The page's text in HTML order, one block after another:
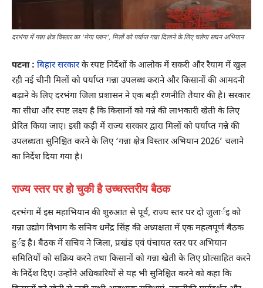
दरभंगा में गन्ना क्षेत्र विस्तार का 'मेगा प्लान', मिलों को पर्याप्त गन्ना दिलाने के लिए चलेगा सघन अभियान
पटना : बिहार सरकारके स्पष्ट निर्देशों के आलोक में सकरी और रैयाम में खुल
रही नई चीनी मिलों को पर्याप्त गन्ना उपलब्ध कराने और किसानों की आमदनी
बढ़ाने के लिए दरभंगा जिला प्रशासन ने एक बड़ी रणनीति तैयार की है। सरकार
का सीधा और स्पष्ट लक्ष्य है कि किसानों को गन्ने की लाभकारी खेती के लिए
प्रेरित किया जाए। इसी कड़ी में राज्य सरकार द्वारा मिलों को पर्याप्त गन्ने की
उपलब्धता सुनिश्चित करने के लिए ‘गन्ना क्षेत्र विस्तार अभियान 2026’ चलाने
का निर्देश दिया गया है।
राज्य स्तर पर हो चुकी है उच्चस्तरीय बैठक
दरभंगा में इस महाभियान की शुरुआत से पूर्व, राज्य स्तर पर दो जुलार्इ को
गन्ना उद्योग विभाग के सचिव धर्मेंद्र सिंह की अध्यक्षता में एक महत्वपूर्ण बैठक
हुर्इ है। बैठक में सचिव ने जिला, प्रखंड एवं पंचायत स्तर पर अभियान
समितियों को सक्रिय करने तथा किसानों को गन्ना खेती के लिए प्रोत्साहित करने
के निर्देश दिए। उन्होंने अधिकारियों से यह भी सुनिश्चित करने को कहा कि